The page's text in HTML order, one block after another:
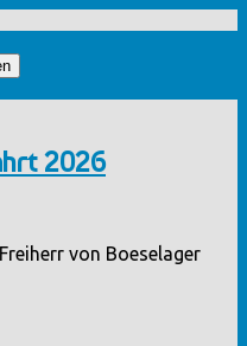
2026
von Boeselager